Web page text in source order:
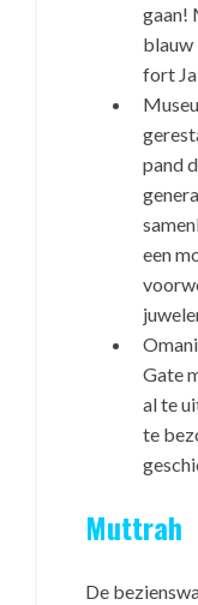
gaan!
blauw
fort
pand
een
Gate
al te
te
Muttrah
De